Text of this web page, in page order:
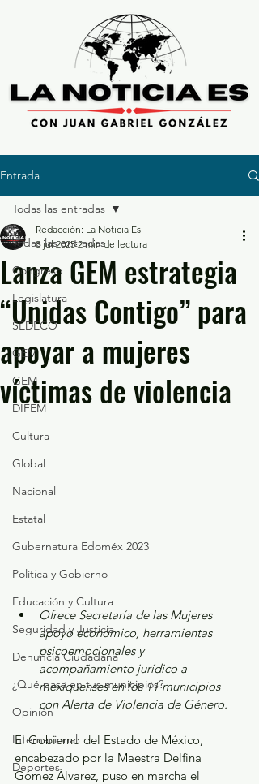
Entrada
Todas las entradas
Congreso
Legislatura
SEDECO
GEM
GEM
DIFEM
Cultura
Global
Nacional
Estatal
Gubernatura Edoméx 2023
Política y Gobierno
Educación y Cultura
Seguridad y Justicia
Denuncia Ciudadana
¿Qué pasa en tus municipios?
Opinión
Internacional
Deportes
Todas las entradas
Lanza GEM estrategia
“Unidas Contigo” para
apoyar a mujeres
víctimas de violencia
Redacción: La Noticia Es
8 jul 2025 2 min de lectura
Ofrece Secretaría de las Mujeres
apoyo económico, herramientas
psicoemocionales y
acompañamiento jurídico a
mexiquenses en los 11 municipios
con Alerta de Violencia de Género.
El Gobierno del Estado de México,
encabezado por la Maestra Delfina
Gómez Álvarez, puso en marcha el